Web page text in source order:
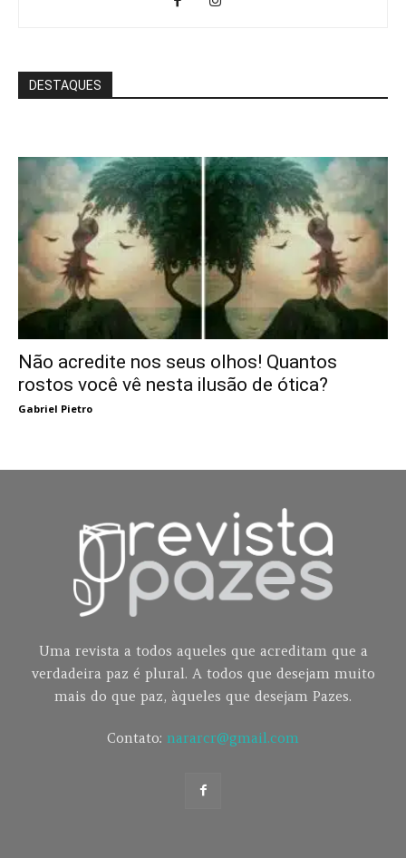
DESTAQUES
Não acredite nos seus olhos! Quantos
rostos você vê nesta ilusão de ótica?
Gabriel Pietro
Uma revista a todos aqueles que acreditam que a
verdadeira paz é plural. A todos que desejam muito
mais do que paz, àqueles que desejam Pazes.
Contato: nararcr@gmail.com